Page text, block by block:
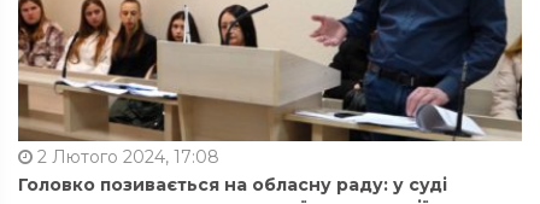
2 Лютого 2024, 17:08
Головко позивається на обласну раду: у суді